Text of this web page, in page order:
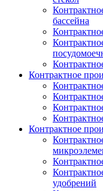
бассейна
Контрактное
Контрактное
удобрений